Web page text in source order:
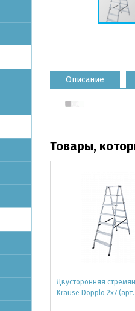
Описание
Товары,
Двусторонняя
Krause Dopplo 2x7